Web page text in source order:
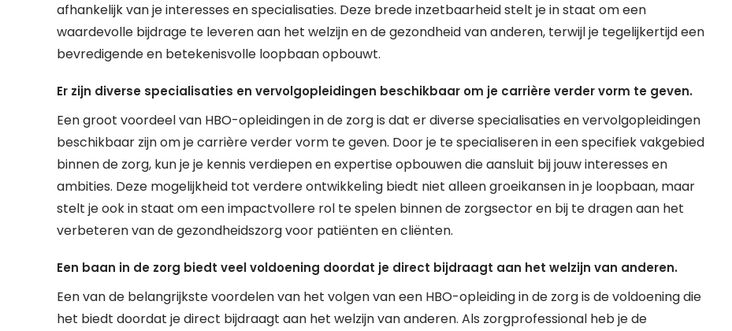
afhankelijk van je interesses en specialisaties. Deze brede inzetbaarheid stelt je in staat om een
waardevolle bijdrage te leveren aan het welzijn en de gezondheid van anderen, terwijl je tegelijkertijd een
bevredigende en betekenisvolle loopbaan opbouwt.
Er zijn diverse specialisaties en vervolgopleidingen beschikbaar om je carrière verder vorm te geven.
Een groot voordeel van HBO-opleidingen in de zorg is dat er diverse specialisaties en vervolgopleidingen
beschikbaar zijn om je carrière verder vorm te geven. Door je te specialiseren in een specifiek vakgebied
binnen de zorg, kun je je kennis verdiepen en expertise opbouwen die aansluit bij jouw interesses en
ambities. Deze mogelijkheid tot verdere ontwikkeling biedt niet alleen groeikansen in je loopbaan, maar
stelt je ook in staat om een impactvollere rol te spelen binnen de zorgsector en bij te dragen aan het
verbeteren van de gezondheidszorg voor patiënten en cliënten.
Een baan in de zorg biedt veel voldoening doordat je direct bijdraagt aan het welzijn van anderen.
Een van de belangrijkste voordelen van het volgen van een HBO-opleiding in de zorg is de voldoening die
het biedt doordat je direct bijdraagt aan het welzijn van anderen. Als zorgprofessional heb je de